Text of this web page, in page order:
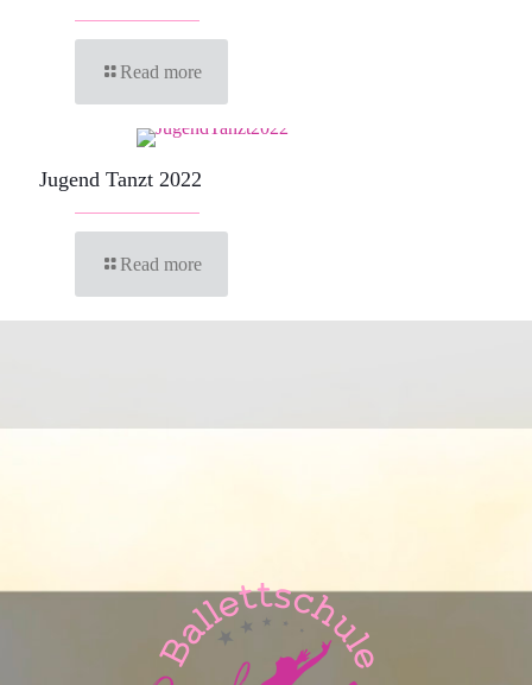
Read more
Jugend Tanzt 2022
Read more